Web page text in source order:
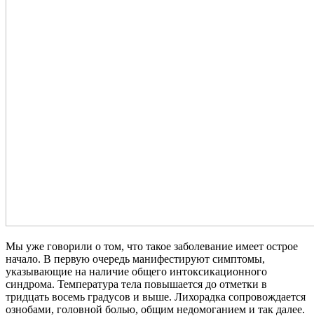
Мы уже говорили о том, что такое заболевание имеет острое
начало. В первую очередь манифестируют симптомы,
указывающие на наличие общего интоксикационного
синдрома. Температура тела повышается до отметки в
тридцать восемь градусов и выше. Лихорадка сопровождается
ознобами, головной болью, общим недомоганием и так далее.